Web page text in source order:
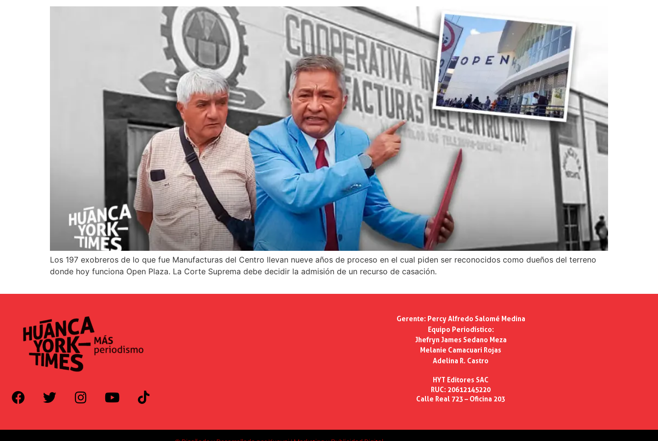
Los 197 exobreros de lo que fue Manufacturas del Centro llevan nueve años de proceso en el cual piden ser reconocidos como dueños del terreno
donde hoy funciona Open Plaza. La Corte Suprema debe decidir la admisión de un recurso de casación.
Gerente: Percy Alfredo Salomé Medina
Equipo Periodístico:
Jhefryn James Sedano Meza
Melanie Camacuari Rojas
Adelina R. Castro
HYT Editores SAC
RUC: 20612145220
Calle Real 723 – Oficina 203